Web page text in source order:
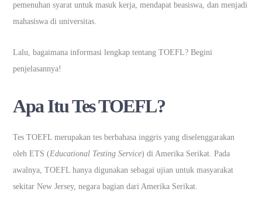
pemenuhan syarat untuk masuk kerja, mendapat beasiswa, dan menjadi
mahasiswa di universitas.
Lalu, bagaimana informasi lengkap tentang TOEFL? Begini
penjelasannya!
Apa Itu Tes TOEFL?
Tes TOEFL merupakan tes berbahasa inggris yang diselenggarakan
oleh ETS (Educational Testing Service) di Amerika Serikat. Pada
awalnya, TOEFL hanya digunakan sebagai ujian untuk masyarakat
sekitar New Jersey, negara bagian dari Amerika Serikat.